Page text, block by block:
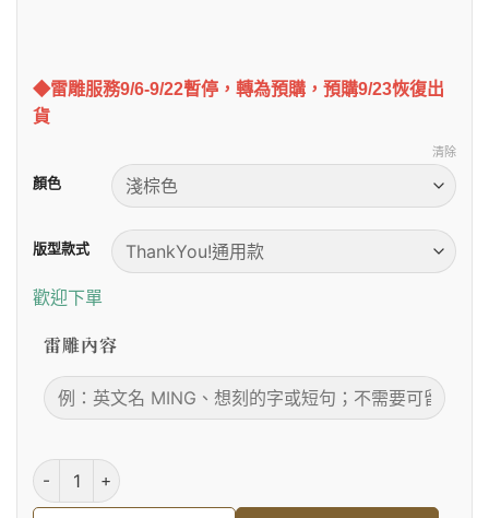
◆雷雕服務9/6-9/22暫停，轉為預購，預購9/23恢復出
貨
顏色
版型款式
清除
歡迎下單
雷雕內容
真皮簽單夾｜客製化雷雕 數量